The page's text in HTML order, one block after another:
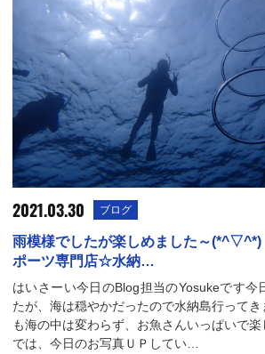
2021.03.30 ブログ
雨模様でしたが楽しめました～(*^▽^*)
ポーツ専門店☆水納…
はいさーい今日のBlog担当のYosukeです今
たが、海は穏やかだったので水納島行って
も海の中は変わらず、お魚さんいっぱいで
では、今日のお写真ＵＰしてい…